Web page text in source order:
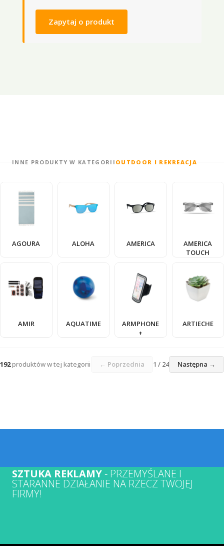
Zapytaj o produkt
INNE PRODUKTY W KATEGORII OUTDOOR I REKREACJA
AGOURA ALOHA AMERICA
AMERICA
TOUCH
AMIR AQUATIME
ARMPHONE
+
ARTIECHE
192produktów w tej kategorii ← Poprzednia 1 / 24 Następna →
SZTUKA REKLAMY- PRZEMYŚLANE I
STARANNE DZIAŁANIE NA RZECZ TWOJEJ
FIRMY!